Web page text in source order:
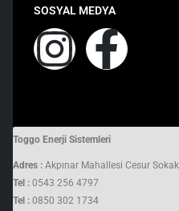
SOSYAL MEDYA
Toggo Enerji Sistemleri
Adres : Akpınar Mahallesi Cesur
Tel : 0543 256 4797
Tel : 0850 302 1734